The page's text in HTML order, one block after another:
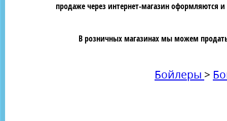
продаже через интернет-магазин оформляются
В розничных магазинах мы можем
Бойлеры >